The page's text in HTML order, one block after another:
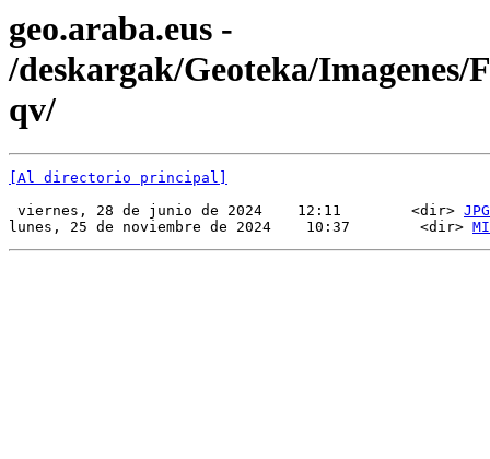
geo.araba.eus -
/deskargak/Geoteka/Imagenes/
qv/
[Al directorio principal]
viernes, 28 de junio de 2024    12:11        <dir> JPG
lunes, 25 de noviembre de 2024    10:37        <dir>